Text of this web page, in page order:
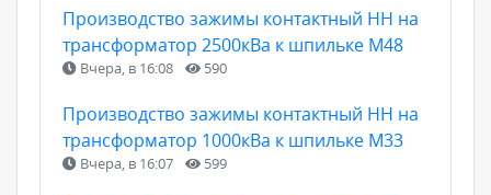
Производство зажимы контактный НН на
трансформатор 2500кВа к шпильке М48
Вчера, в 16:08 590
Производство зажимы контактный НН на
трансформатор 1000кВа к шпильке М33
Вчера, в 16:07 599